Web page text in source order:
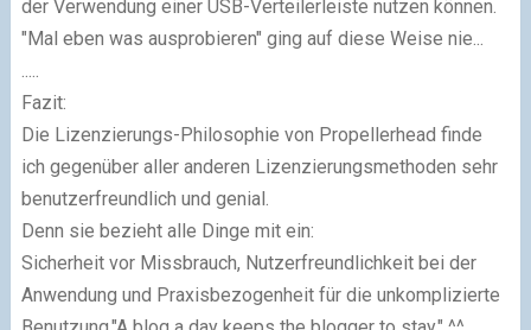
der Verwendung einer USB-Verteilerleiste nutzen können.
"Mal eben was ausprobieren" ging auf diese Weise nie...
.....
Fazit:
Die Lizenzierungs-Philosophie von Propellerhead finde
ich gegenüber aller anderen Lizenzierungsmethoden sehr
benutzerfreundlich und genial.
Denn sie bezieht alle Dinge mit ein:
Sicherheit vor Missbrauch, Nutzerfreundlichkeit bei der
Anwendung und Pra­xis­be­zo­gen­heit für die unkomplizierte